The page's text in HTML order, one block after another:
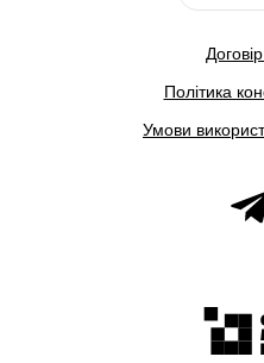
Політика
Умови